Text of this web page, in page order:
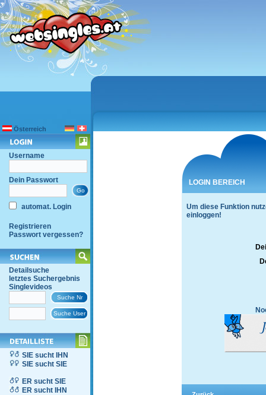
Österreich
Username
Dein Passwort
automat. Login
Registrieren
Passwort vergessen?
Detailsuche
letztes Suchergebnis
Singlevideos
SIE sucht IHN
SIE sucht SIE
ER sucht SIE
ER sucht IHN
LOGIN BEREICH
Um diese Funktion
einloggen!